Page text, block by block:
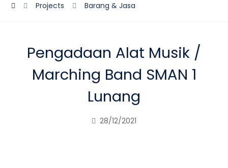
Projects Barang & Jasa
Pengadaan Alat Musik /
Marching Band SMAN 1
Lunang
28/12/2021